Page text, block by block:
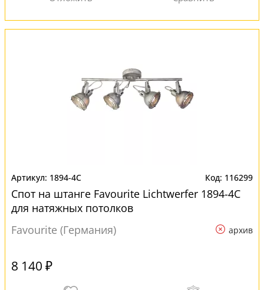
1894-4C 116299
Спот на штанге Favourite Lichtwerfer 1894-4C
для натяжных потолков
Favourite (Германия)
архив
8 140 ₽